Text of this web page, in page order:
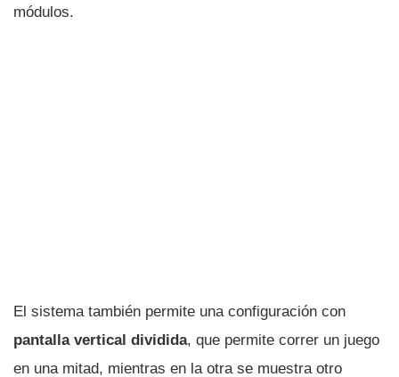
módulos.
El sistema también permite una configuración con
pantalla vertical dividida, que permite correr un juego
en una mitad, mientras en la otra se muestra otro